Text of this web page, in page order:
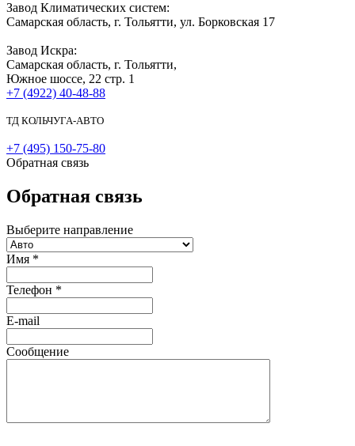
Завод Климатических систем:
Самарская область, г. Тольятти, ул. Борковская 17
Завод Искра:
Самарская область, г. Тольятти,
Южное шоссе, 22 стр. 1
+7 (4922) 40-48-88
ТД КОЛЬЧУГА-АВТО
+7 (495) 150-75-80
Обратная связь
Обратная связь
Выберите направление
Имя *
Телефон *
E-mail
Сообщение